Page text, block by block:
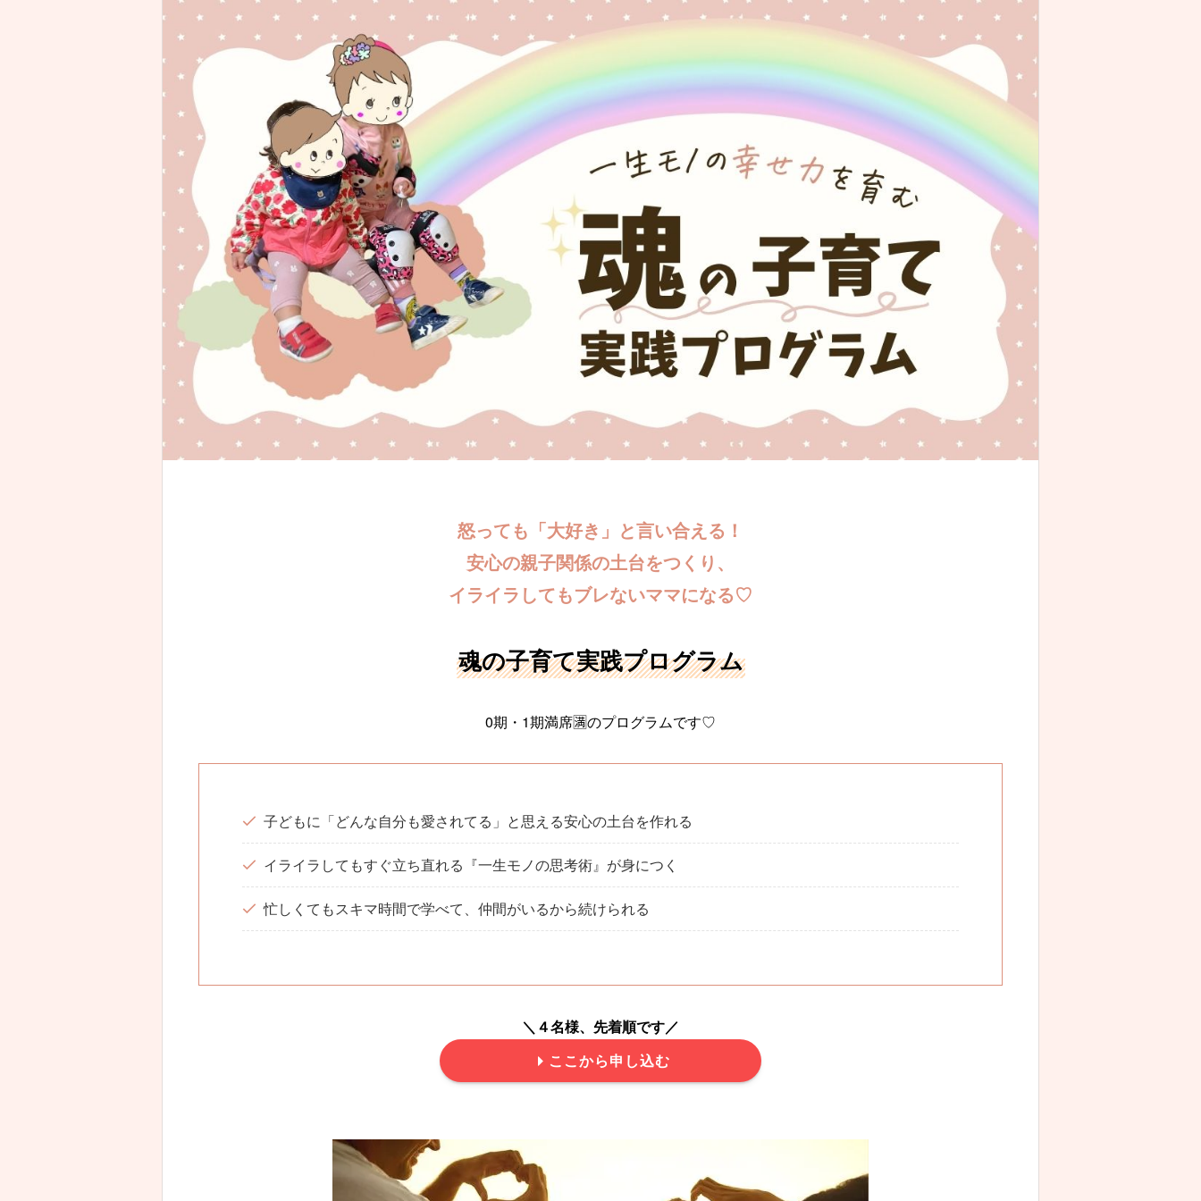
怒っても「大好き」と言い合える！
安心の親子関係の土台をつくり、
イライラしてもブレないママになる♡
魂の子育て実践プログラム
0期・1期満席🈵のプログラムです♡
子どもに「どんな自分も愛されてる」と思える安心の土台を作れる
イライラしてもすぐ立ち直れる『一生モノの思考術』が身につく
忙しくてもスキマ時間で学べて、仲間がいるから続けられる
＼４名様、先着順です／
ここから申し込む